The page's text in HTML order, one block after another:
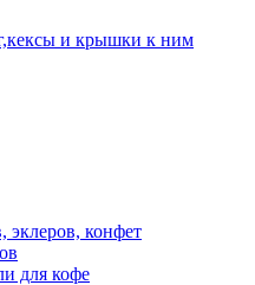
и крышки к ним
конфет
для кофе